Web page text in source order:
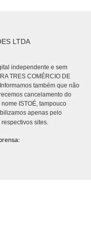
LTDA
independente e sem
TRES COMÉRCIO DE
também que não
cancelamento do
ISTOÉ, tampouco
apenas pelo
respectivos sites.